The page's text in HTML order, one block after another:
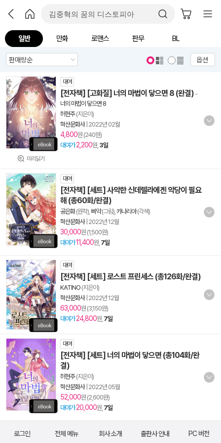
일반 만화 로맨스 판무 BL
옵션
미리읽기
대여
[전자책] [고화질] 너의 마법이 닿으면 8 (완결) -
너의 마법이 닿으면 8
허현주(지은이)
학산문화사| 2022년 02월
4,800원 (240원)
대여가 2,200원, 3일
대여
[전자책] [세트] 사악한 신데렐라에겐 악당이 필요
해 (총60화/완결)
공은화(원작), 삐약(그림), 카나리아(각색)
학산문화사| 2022년 12월
30,000원 (1,500원)
대여가11,400원, 7일
대여
[전자책] [세트] 로스트 프린세스 (총126화/완결)
KATINO (지은이)
학산문화사| 2022년 12월
63,000원 (3,150원)
대여가 24,800원, 7일
대여
[전자책] [세트] 너의 마법이 닿으면 (총104화/완
결)
허현주(지은이)
학산문화사| 2022년 05월
52,000원 (2,600원)
대여가 20,000원, 7일
로그인 전체 메뉴 회사 소개 출판사 안내 PC 버전